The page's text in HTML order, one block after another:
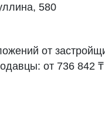
580
от
от 736 842